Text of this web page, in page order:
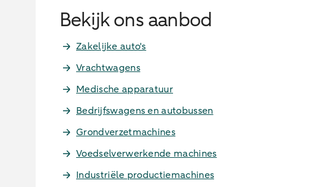
Bekijk ons aanbod
Zakelijke auto's
Vrachtwagens
Medische apparatuur
Bedrijfswagens en autobussen
Grondverzetmachines
Voedselverwerkende machines
Industriële productiemachines